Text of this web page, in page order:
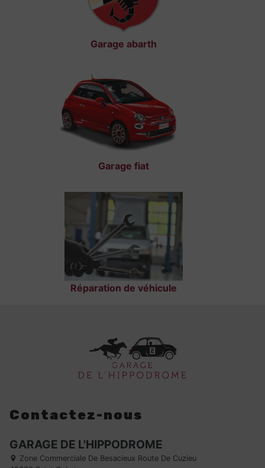
Garage abarth
Garage fiat
Réparation de véhicule
Contactez-nous
GARAGE DE L'HIPPODROME
Zone Commerciale De Besacieux Route De Cuzieu